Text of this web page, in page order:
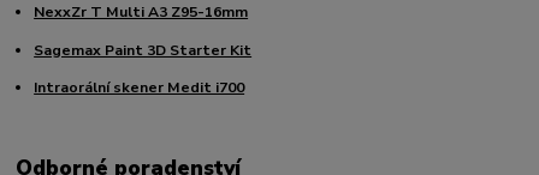
NexxZr T Multi A3 Z95-16mm
Sagemax Paint 3D Starter Kit
Intraorální skener Medit i700
Odborné poradenství